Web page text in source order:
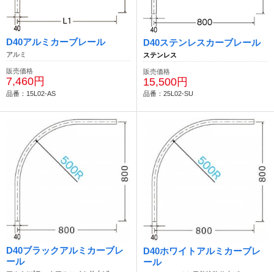
D40アルミカーブレール
アルミ
販売価格
7,460円
品番：15L02-AS
D40ステンレスカーブレール
ステンレス
販売価格
15,500円
品番：25L02-SU
D40ブラックアルミカーブレ
ール
D40ホワイトアルミカーブレ
ール